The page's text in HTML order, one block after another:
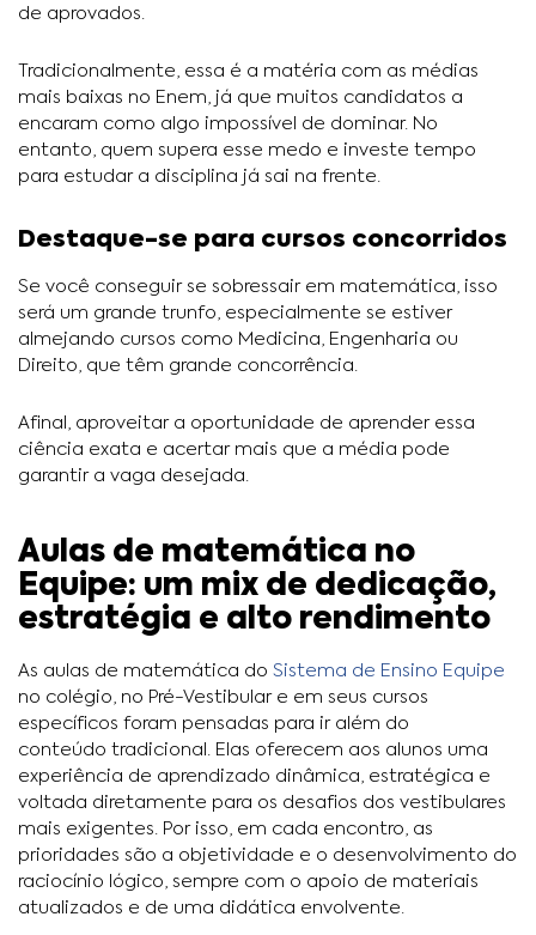
de aprovados.
Tradicionalmente, essa é a matéria com as médias
mais baixas no Enem, já que muitos candidatos a
encaram como algo impossível de dominar. No
entanto, quem supera esse medo e investe tempo
para estudar a disciplina já sai na frente.
Destaque-se para cursos concorridos
Se você conseguir se sobressair em matemática, isso
será um grande trunfo, especialmente se estiver
almejando cursos como Medicina, Engenharia ou
Direito, que têm grande concorrência.
Afinal, aproveitar a oportunidade de aprender essa
ciência exata e acertar mais que a média pode
garantir a vaga desejada.
Aulas de matemática no
Equipe: um mix de dedicação,
estratégia e alto rendimento
As aulas de matemática do Sistema de Ensino Equipe
no colégio, no Pré-Vestibular e em seus cursos
específicos foram pensadas para ir além do
conteúdo tradicional. Elas oferecem aos alunos uma
experiência de aprendizado dinâmica, estratégica e
voltada diretamente para os desafios dos vestibulares
mais exigentes. Por isso, em cada encontro, as
prioridades são a objetividade e o desenvolvimento do
raciocínio lógico, sempre com o apoio de materiais
atualizados e de uma didática envolvente.